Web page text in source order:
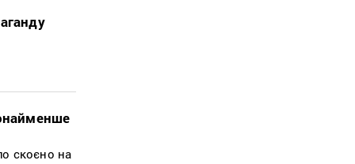
скоєно на